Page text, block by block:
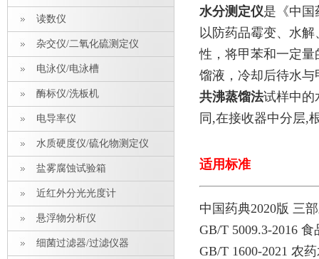
读数仪
杂交仪/二氧化硫测定仪
电泳仪/电泳槽
酶标仪/洗板机
电导率仪
水质硬度仪/硫化物测定仪
盐雾腐蚀试验箱
近红外分光光度计
悬浮物分析仪
细菌过滤器/过滤仪器
水分测定仪是《中国
以防药品霉变、水
性，将甲苯和一定
馏液，冷却后待水
共沸蒸馏法试样中的
同,在接收器中分层,
适用标准
中国药典2020版 三
GB/T 5009.3-2016
GB/T 1600-2021 农